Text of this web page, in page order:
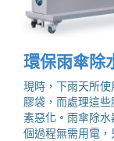
環保雨傘除
現時，下雨天所
膠袋，而處理這
素惡化。雨傘除
個過程無需用電